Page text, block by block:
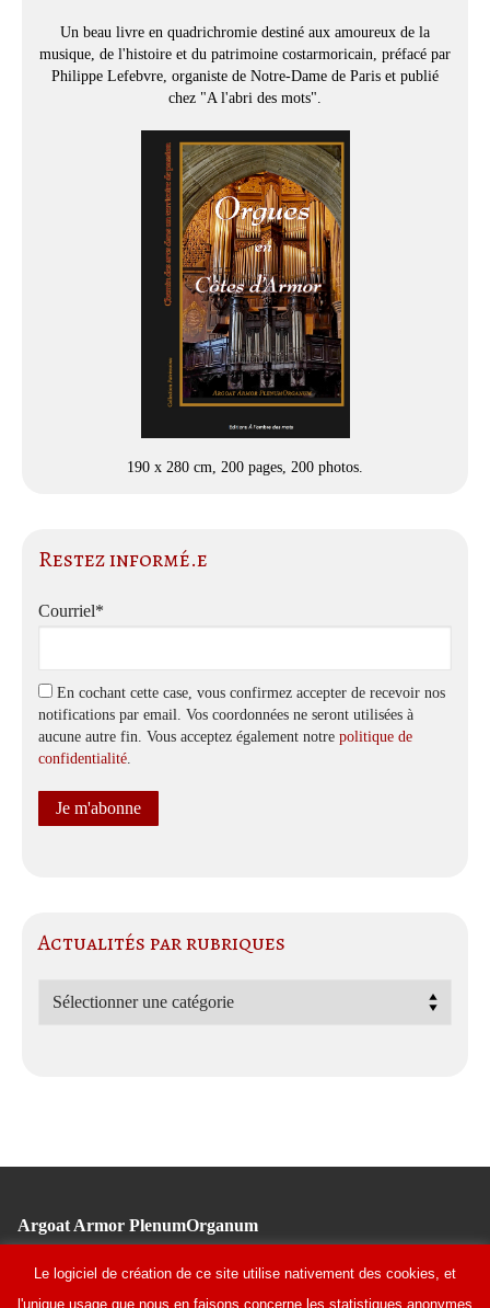
Un beau livre en quadrichromie destiné aux amoureux de la
musique, de l'histoire et du patrimoine costarmoricain, préfacé par
Philippe Lefebvre, organiste de Notre-Dame de Paris et publié
chez "A l'abri des mots".
190 x 280 cm, 200 pages, 200 photos.
Restez informé.e
Courriel*
En cochant cette case, vous confirmez accepter de recevoir nos
notifications par email. Vos coordonnées ne seront utilisées à
aucune autre fin. Vous acceptez également notre politique de
confidentialité
Actualités par rubriques
Actualités
Argoat Armor PlenumOrganum
Fondation Bon Sauveur
Le logiciel de création de ce site utilise nativement des cookies, et
l'unique usage que nous en faisons concerne les statistiques anonymes